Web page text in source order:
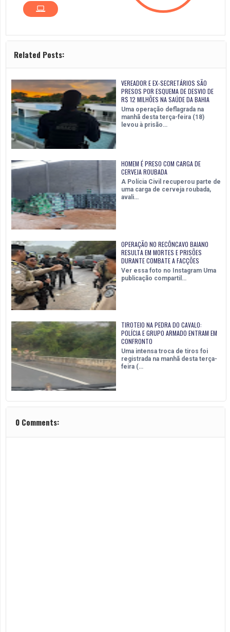
Related Posts:
VEREADOR E EX-SECRETÁRIOS SÃO
PRESOS POR ESQUEMA DE DESVIO DE
R$ 12 MILHÕES NA SAÚDE DA BAHIA
Uma operação deflagrada na
manhã desta terça-feira (18)
levou à prisão…
HOMEM É PRESO COM CARGA DE
CERVEJA ROUBADA
A Polícia Civil recuperou parte de
uma carga de cerveja roubada,
avali…
OPERAÇÃO NO RECÔNCAVO BAIANO
RESULTA EM MORTES E PRISÕES
DURANTE COMBATE A FACÇÕES
Ver essa foto no Instagram Uma
publicação compartil…
TIROTEIO NA PEDRA DO CAVALO:
POLÍCIA E GRUPO ARMADO ENTRAM EM
CONFRONTO
Uma intensa troca de tiros foi
registrada na manhã desta terça-
feira (…
0 Comments: